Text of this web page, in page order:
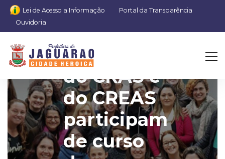
Lei de Acesso a Informação
Portal da Transparência
Ouvidoria
Equipes
do CRAS e
do CREAS
participam
de curso